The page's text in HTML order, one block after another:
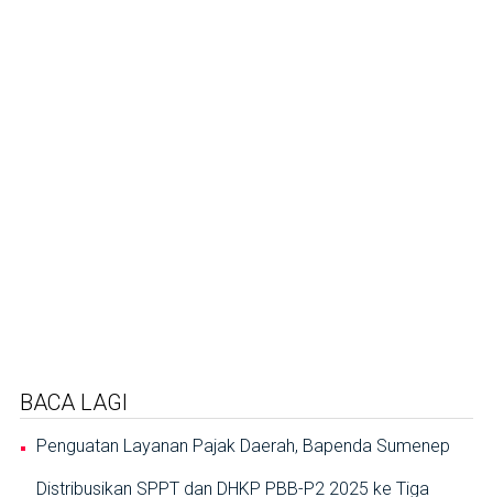
BACA LAGI
Penguatan Layanan Pajak Daerah, Bapenda Sumenep
Distribusikan SPPT dan DHKP PBB-P2 2025 ke Tiga